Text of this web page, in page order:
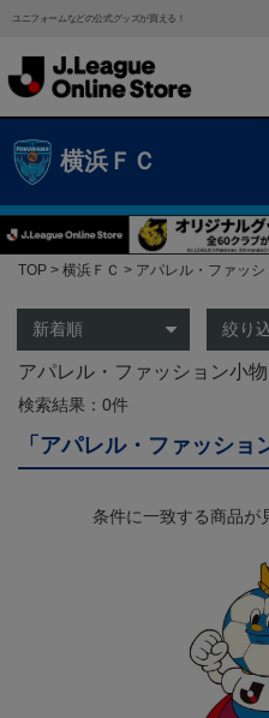
ユニフォームなどの公式グッズが買える！
横浜ＦＣ
TOP 横浜ＦＣ アパレル・ファッ
絞り
アパレル・ファッション小物
検索結果：0件
「アパレル・ファッシ
条件に一致する商品が